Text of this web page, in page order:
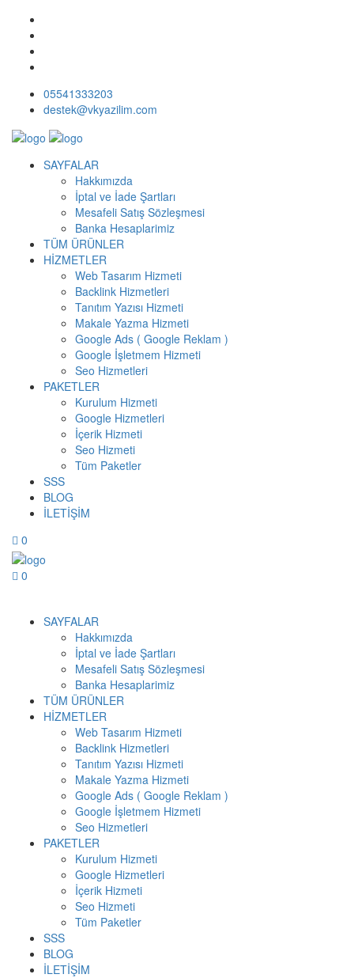
05541333203
destek@vkyazilim.com
SAYFALAR
Hakkımızda
İptal ve İade Şartları
Mesafeli Satış Sözleşmesi
Banka Hesaplarimiz
TÜM ÜRÜNLER
HİZMETLER
Web Tasarım Hizmeti
Backlink Hizmetleri
Tanıtım Yazısı Hizmeti
Makale Yazma Hizmeti
Google Ads ( Google Reklam )
Google İşletmem Hizmeti
Seo Hizmetleri
PAKETLER
Kurulum Hizmeti
Google Hizmetleri
İçerik Hizmeti
Seo Hizmeti
Tüm Paketler
SSS
BLOG
İLETİŞİM
0
0
SAYFALAR
Hakkımızda
İptal ve İade Şartları
Mesafeli Satış Sözleşmesi
Banka Hesaplarimiz
TÜM ÜRÜNLER
HİZMETLER
Web Tasarım Hizmeti
Backlink Hizmetleri
Tanıtım Yazısı Hizmeti
Makale Yazma Hizmeti
Google Ads ( Google Reklam )
Google İşletmem Hizmeti
Seo Hizmetleri
PAKETLER
Kurulum Hizmeti
Google Hizmetleri
İçerik Hizmeti
Seo Hizmeti
Tüm Paketler
SSS
BLOG
İLETİŞİM